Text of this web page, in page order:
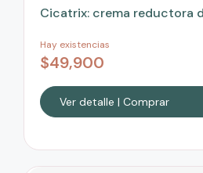
Cicatrix: crema reductora
Hay existencias
$49,900
Ver detalle | Comprar